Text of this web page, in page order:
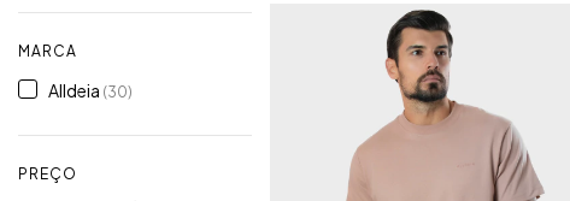
MARCA
Alldeia (30)
PREÇO